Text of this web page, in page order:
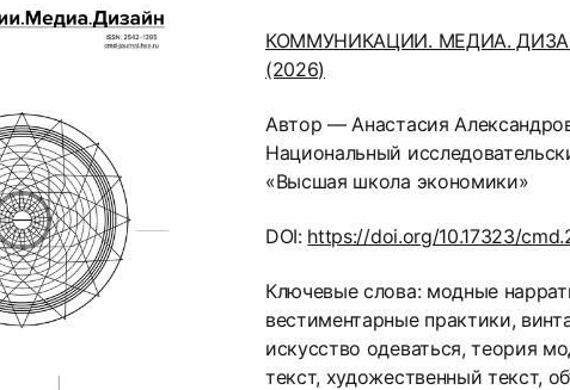
КОММУНИКАЦИИ. МЕДИА.
(2026)
Автор — Анастасия
Национальный
«Высшая школа экономики»
DOI: https://doi.org/10.17323/
Ключевые слова: модные
вестиментарные практики,
искусство одеваться, теория
текст, художественный текст,